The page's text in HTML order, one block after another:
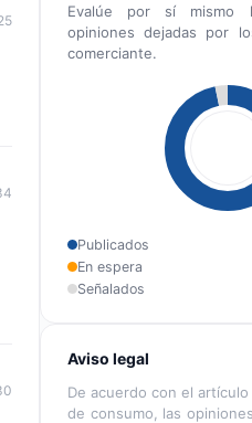
Evalúe por sí mismo
opiniones dejadas por
comerciante.
Publicados
En espera
Señalados
Aviso legal
De acuerdo con el artículo
de consumo, las